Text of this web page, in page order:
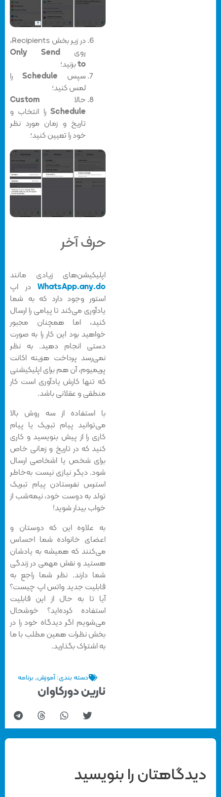
در زیر بخش Recipients،
رویOnly Send
بزنید؛
سپسSchedule
را
لمس کنید؛
حالا
Custom
Schedule را انتخاب و
تاریخ و زمان مورد نظر
خود را تعیین کنید؛
حرف آخر
اپلیکیشن‌های زیادی مانند
WhatsApp.any.do در اپ
استور وجود دارد که به شما
یادآوری می‌کند تا پیامی را ارسال
کنید، اما همچنان مجبور
خواهید بود این کار را به صورت
دستی انجام دهید. به نظر
نمی‌رسد پرداخت هزینه اکانت
پریمیوم، آن هم برای اپلیکیشنی
که تنها کارش یادآوری است کار
منطقی و عقلانی‌ باشد.
با استفاده از سه روش بالا
می‌توانید پیام تبریک یا پیام
کاری را از پیش بنویسید و کاری
کنید که در تاریخ و زمانی خاص
برای شخص یا اشخاصی ارسال
شود. دیگر نیازی نیست به‌خاطر
استرس نفرستادن پیام تبریک
تولد به دوست‌ خود، نیمه‌شب از
خواب بیدار شوید!
به علاوه این که دوستان و
اعضای خانواده‌ شما احساس
می‌کنند که همیشه به یادشان
هستید و نقش مهمی در زندگی‌
شما دارند. نظر شما راجع به
قابلیت جدید واتس اپ چیست؟
آیا تا به حال از این قابلیت
استفاده کرده‌اید؟ خوشحال
می‌شویم اگر دیدگاه خود را در
بخش نظرات همین مطلب با ما
به اشتراک بگذارید.
دسته بندی: آموزش,برنامه
نارین دورکاوان
دیدگاهتان را بنویسید